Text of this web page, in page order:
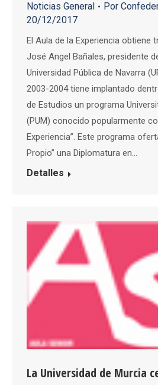
Noticias General Por
20/12/2017
El Aula de la Experiencia obtiene
José Angel Bañales, presidente
Universidad Pública de Navarra
2003-2004 tiene implantado
de Estudios un programa
(PUM) conocido popularmente
Experiencia”. Este programa
Propio” una Diplomatura en…
Detalles
La Universidad de Murcia